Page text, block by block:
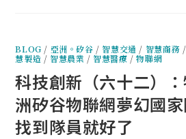
BLOG / 亞洲。矽谷 /智慧交通 / 智慧商務 /
慧製造 /智慧農業 /智慧醫療 /物聯網
科技創新（六十二）
洲矽谷物聯網夢幻國
找到隊員就好了